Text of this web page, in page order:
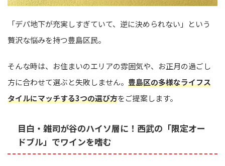
「デパ地下が充実しすぎていて、逆に決められない」という
贅沢な悩みを持つ豊島区民。
そんな時は、お住まいのエリアの雰囲気や、お正月の過ごし
方に合わせて選ぶと失敗しません。 豊島区の多様なライフス
タイルにマッチする3つの選び方をご提案します。
目白・雑司が谷のハイソ層に！西武の「限定オー
ドブル」でワインを嗜む